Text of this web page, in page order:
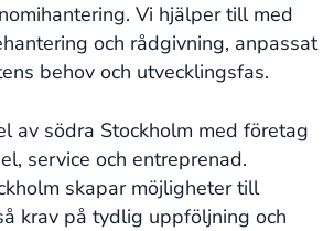
Vi hjälper till med
och rådgivning, anpassat
behov och utvecklingsfas.
av södra Stockholm med företag
service och entreprenad.
skapar möjligheter till
krav på tydlig uppföljning och